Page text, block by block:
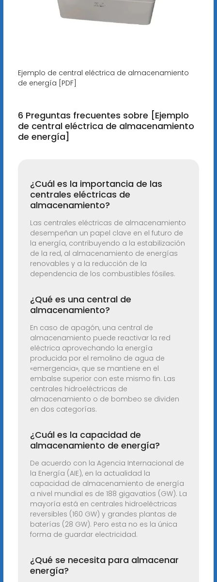
Ejemplo de central eléctrica de almacenamiento
de energía [PDF]
6 Preguntas frecuentes sobre [Ejemplo
de central eléctrica de almacenamiento
de energía]
¿Cuál es la importancia de las
centrales eléctricas de
almacenamiento?
Las centrales eléctricas de almacenamiento
desempeñan un papel clave en el futuro de
la energía, contribuyendo a la estabilización
de la red, al almacenamiento de energías
renovables y a la reducción de la
dependencia de los combustibles fósiles.
¿Qué es una central de
almacenamiento?
En caso de apagón, una central de
almacenamiento puede reactivar la red
eléctrica aprovechando la energía
producida por el remolino de agua de
«emergencia», que se mantiene en el
embalse superior con este mismo fin. Las
centrales hidroeléctricas de
almacenamiento o de bombeo se dividen
en dos categorías.
¿Cuál es la capacidad de
almacenamiento de energía?
De acuerdo con la Agencia Internacional de
la Energía (AIE), en la actualidad la
capacidad de almacenamiento de energía
a nivel mundial es de 188 gigavatios (GW). La
mayoría está en centrales hidroeléctricas
reversibles (160 GW) y grandes plantas de
baterías (28 GW). Pero esta no es la única
forma de guardar electricidad.
¿Qué se necesita para almacenar
energía?